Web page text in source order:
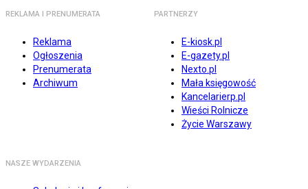
REKLAMA I PRENUMERATA
Reklama
Ogłoszenia
Prenumerata
Archiwum
PARTNERZY
E-kiosk.pl
E-gazety.pl
Nexto.pl
Mała księgowość
Kancelarierp.pl
Wieści Rolnicze
Życie Warszawy
NASZE WYDARZENIA